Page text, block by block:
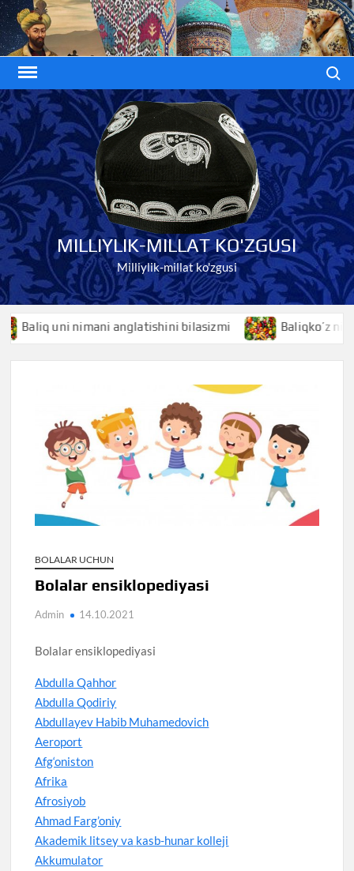
Skip
to
content
MILLIYLIK-MILLAT KO'ZGUSI
Milliylik-millat ko'zgusi
anglatishini bilasizmi Baliqko’z nimani
BOLALAR UCHUN
Bolalar ensiklopediyasi
Admin 14.10.2021
Bolalar ensiklopediyasi
Abdulla Qahhor
Abdulla Qodiriy
Abdullayev Habib Muhamedovich
Aeroport
Afg‘oniston
Afrika
Afrosiyob
Ahmad Farg’oniy
Akademik litsey va kasb-hunar kolleji
Akkumulator